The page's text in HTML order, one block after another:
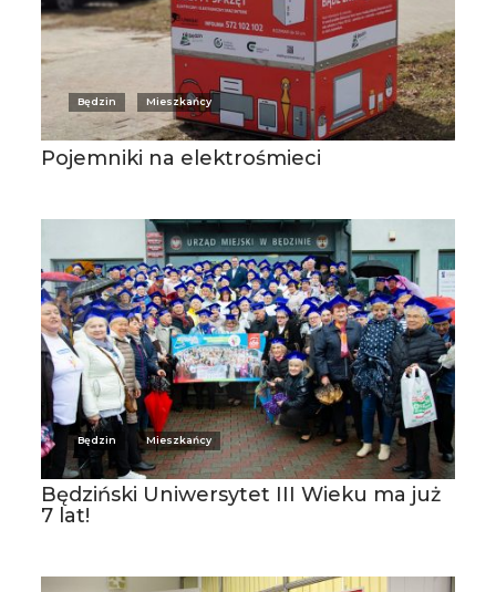
Będzin Mieszkańcy
Pojemniki na elektrośmieci
Będzin Mieszkańcy
Będziński Uniwersytet III Wieku ma już
7 lat!